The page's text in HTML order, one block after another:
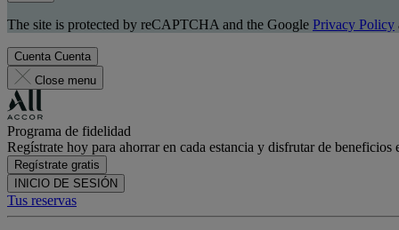
The site is protected by reCAPTCHA and the Google Privacy Policy
Cuenta Cuenta
Close menu
Programa de fidelidad
Regístrate hoy para ahorrar en cada estancia y disfrutar de beneficios
Regístrate gratis
INICIO DE SESIÓN
Tus reservas